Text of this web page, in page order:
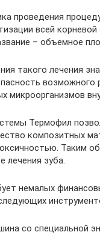
проведения
всей
– объемное
такого лечения
возможного
микроорганизмов
Термофил
композитных
Таким
лечения зуба.
немалых
со специальной